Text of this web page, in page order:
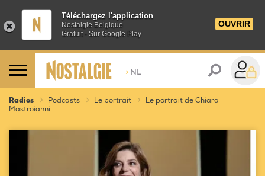
Téléchargez l'application
Nostalgie Belgique
Gratuit - Sur Google Play
OUVRIR
> NL
Radios Podcasts Le portrait
Le portrait de Chiara
Mastroianni